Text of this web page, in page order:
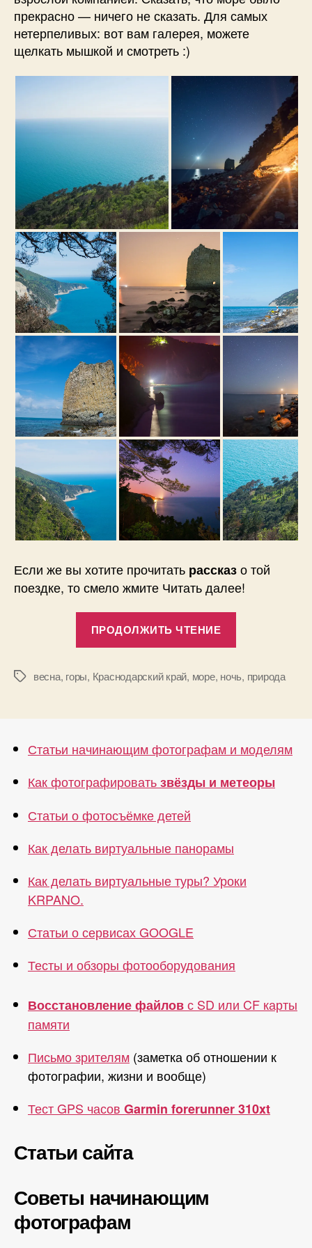
прекрасно — ничего не сказать. Для самых
нетерпеливых: вот вам галерея, можете
щелкать мышкой и смотреть :)
Если же вы хотите прочитать рассказо той
поездке, то смело жмите Читать далее!
ПРОДОЛЖИТЬ ЧТЕНИЕ
и
Меткивесна, горы, Краснодарский край, море, ночь, природа
Статьи начинающим фотографам и моделям
Как фотографироватьзвёзды и метеоры
Статьи о фотосъёмке детей
Как делать виртуальные панорамы
Как делать виртуальные туры? Уроки
KRPANO.
Статьи о сервисах GOOGLE
Тесты и обзоры фотооборудования
Восстановление файловс SD или CF карты
памяти
Письмо зрителям (заметка об отношении к
фотографии, жизни и вообще)
Тест GPS часов Garmin forerunner 310xt
Статьи сайта
Советы начинающим
фотографам